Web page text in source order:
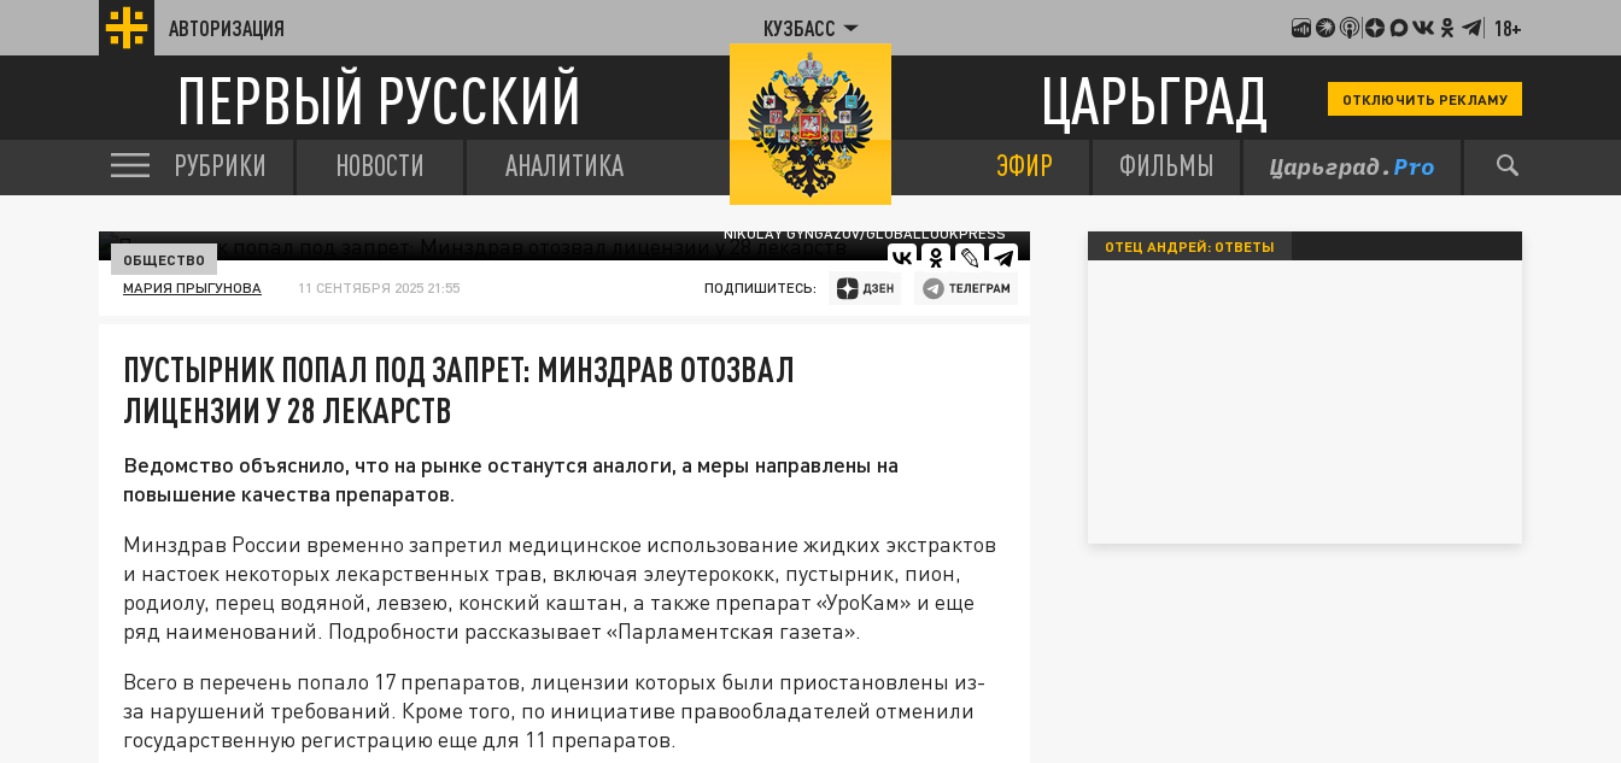
АВТОРИЗАЦИЯ КУЗБАСС 18+
ПЕРВЫЙ РУССКИЙ ЦАРЬГРАД ОТКЛЮЧИТЬ РЕКЛАМУ
РУБРИКИ НОВОСТИ АНАЛИТИКА ЭФИР ФИЛЬМЫ
NIKOLAY GYNGAZOV/GLOBALLOOKPRESS
ОБЩЕСТВО
МАРИЯ ПРЫГУНОВА 11 СЕНТЯБРЯ 2025 21:55 ПОДПИШИТЕСЬ:
ПУСТЫРНИК ПОПАЛ ПОД ЗАПРЕТ: МИНЗДРАВ ОТОЗВАЛ
ЛИЦЕНЗИИ У 28 ЛЕКАРСТВ
Ведомство объяснило, что на рынке останутся аналоги, а меры направлены на
повышение качества препаратов.
Минздрав России временно запретил медицинское использование жидких экстрактов
и настоек некоторых лекарственных трав, включая элеутерококк, пустырник, пион,
родиолу, перец водяной, левзею, конский каштан, а также препарат «УроКам» и еще
ряд наименований. Подробности рассказывает «Парламентская газета».
Всего в перечень попало 17 препаратов, лицензии которых были приостановлены из-
за нарушений требований. Кроме того, по инициативе правообладателей отменили
государственную регистрацию еще для 11 препаратов.
ОТЕЦ АНДРЕЙ: ОТВЕТЫ